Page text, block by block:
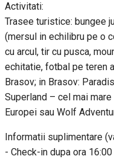
Activitati:
Trasee turistice: bungee
(mersul in echilibru pe o
cu arcul, tir cu pusca,
echitatie, fotbal pe teren
Brasov; in Brasov:
Superland – cel mai
Europei sau Wolf
Informatii suplimentare
- Check-in dupa ora